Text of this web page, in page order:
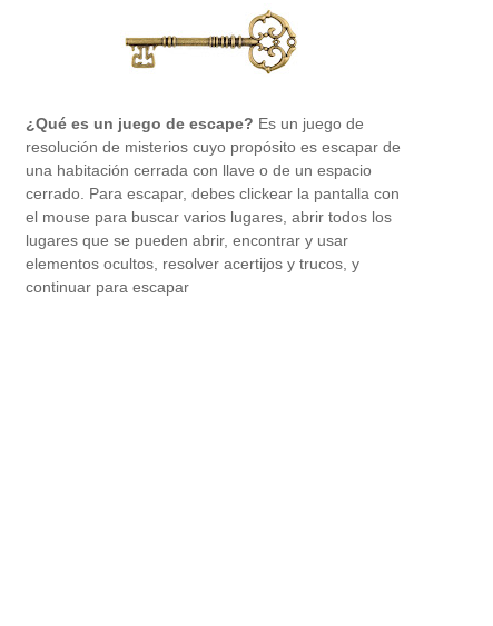
¿Qué es un juego de escape? Es un juego de
resolución de misterios cuyo propósito es escapar de
una habitación cerrada con llave o de un espacio
cerrado. Para escapar, debes clickear la pantalla con
el mouse para buscar varios lugares, abrir todos los
lugares que se pueden abrir, encontrar y usar
elementos ocultos, resolver acertijos y trucos, y
continuar para escapar